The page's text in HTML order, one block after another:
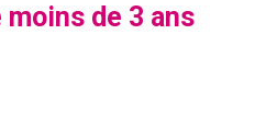
moins de 3 ans